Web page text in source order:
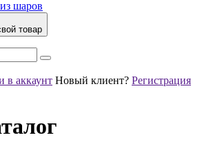
шаров
товар
в аккаунт Новый клиент? Регистрация